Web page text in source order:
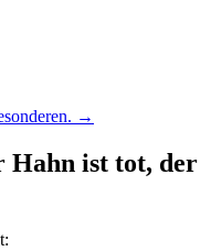
→
Hahn ist tot, der